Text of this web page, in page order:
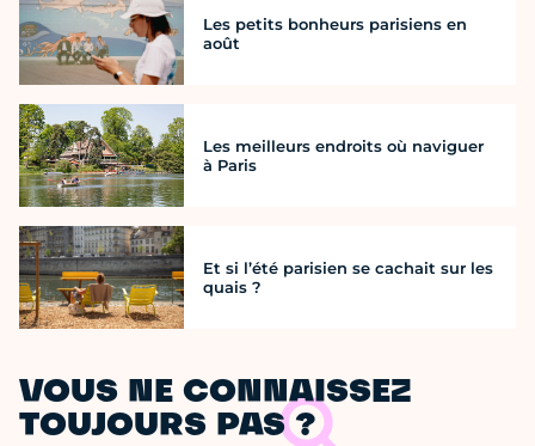
Les petits bonheurs parisiens en
août
Les meilleurs endroits où naviguer
à Paris
Et si l’été parisien se cachait sur les
quais ?
VOUS NE CONNAISSEZ
TOUJOURS PAS ?